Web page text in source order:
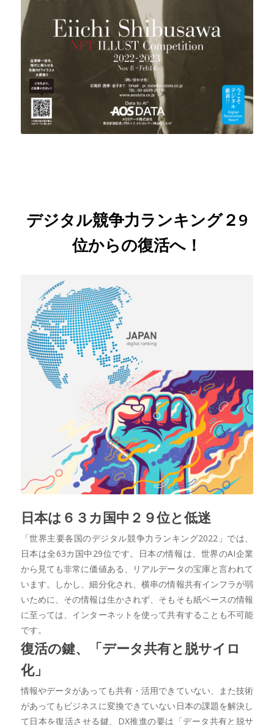
デジタル競争力ランキング２9
位からの復活へ！
日本は６３カ国中２９位と低迷
「世界主要各国のデジタル競争力ランキング2022」では、
日本は全63カ国中29位です。日本の情報は、世界のAI企業
から見ても非常に価値ある、リアルデータの宝庫と言われて
います。しかし、細分化され、横串の情報共有インフラが弱
いために、その情報は生かされず、そもそも紙ベースの情報
に至っては、インターネットを使って共有することも不可能
です。
復活の鍵、「データ共有と脱サイロ
化」
情報やデータがあっても共有・活用できていない、また技術
があってもビジネスに変換できていない日本の課題を解決し
て日本を復活させる鍵、DX推進の要は「データ共有と脱サ